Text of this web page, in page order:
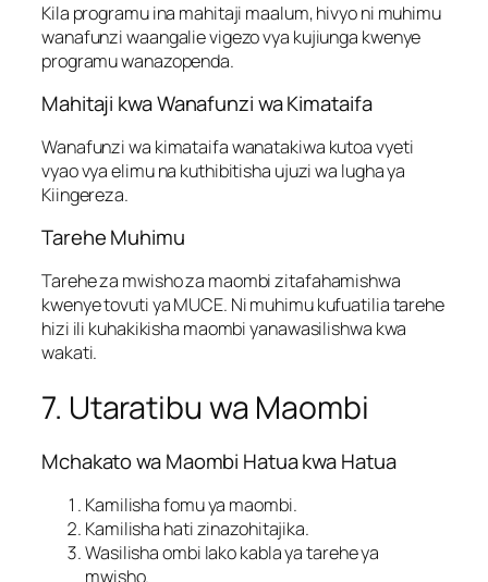
Kila programu ina mahitaji maalum, hivyo ni muhimu
wanafunzi waangalie vigezo vya kujiunga kwenye
programu wanazopenda.
Mahitaji kwa Wanafunzi wa Kimataifa
Wanafunzi wa kimataifa wanatakiwa kutoa vyeti
vyao vya elimu na kuthibitisha ujuzi wa lugha ya
Kiingereza.
Tarehe Muhimu
Tarehe za mwisho za maombi zitafahamishwa
kwenye tovuti ya MUCE. Ni muhimu kufuatilia tarehe
hizi ili kuhakikisha maombi yanawasilishwa kwa
wakati.
7. Utaratibu wa Maombi
Mchakato wa Maombi Hatua kwa Hatua
Kamilisha fomu ya maombi.
Kamilisha hati zinazohitajika.
Wasilisha ombi lako kabla ya tarehe ya
mwisho.